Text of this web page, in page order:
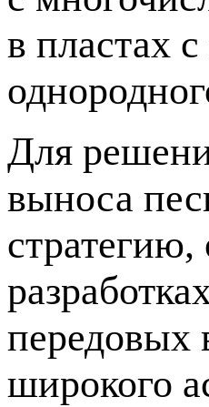
в пластах
Для
выноса
передовых
широкого